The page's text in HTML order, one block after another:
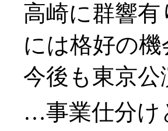
高崎に群響
には格好の
今後も東京
…事業仕分